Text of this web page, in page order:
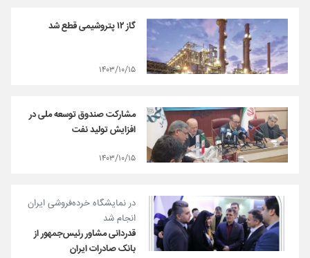
گاز ۱۲ پتروشیمی قطع شد
۱۴۰۳/۱۰/۱۵
مشارکت صندوق توسعه ملی در
افزایش تولید نفت
۱۴۰۳/۱۰/۱۵
در نمایشگاه خرده‌فروشی ایران
انجام شد
قدردانی مشاور رئیس‌جمهور از
بانک صادرات ایران